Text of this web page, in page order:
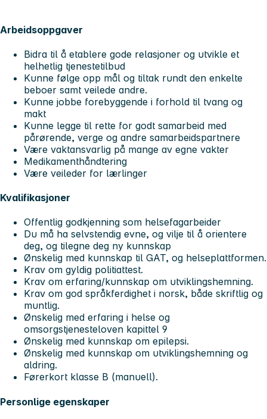
Arbeidsoppgaver
Bidra til å etablere gode relasjoner og utvikle et
helhetlig tjenestetilbud
Kunne følge opp mål og tiltak rundt den enkelte
beboer samt veilede andre.
Kunne jobbe forebyggende i forhold til tvang og
makt
Kunne legge til rette for godt samarbeid med
pårørende, verge og andre samarbeidspartnere
Være vaktansvarlig på mange av egne vakter
Medikamenthåndtering
Være veileder for lærlinger
Kvalifikasjoner
Offentlig godkjenning som helsefagarbeider
Du må ha selvstendig evne, og vilje til å orientere
deg, og tilegne deg ny kunnskap
Ønskelig med kunnskap til GAT, og helseplattformen.
Krav om gyldig politiattest.
Krav om erfaring/kunnskap om utviklingshemning.
Krav om god språkferdighet i norsk, både skriftlig og
muntlig.
Ønskelig med erfaring i helse og
omsorgstjenesteloven kapittel 9
Ønskelig med kunnskap om epilepsi.
Ønskelig med kunnskap om utviklingshemning og
aldring.
Førerkort klasse B (manuell).
Personlige egenskaper